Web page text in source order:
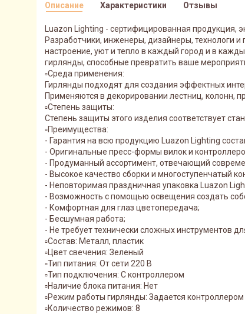
Описание
Luazon Lighting - сертифицированная продукция,
Разработчики, инженеры, дизайнеры, технологи
настроение, уют и тепло в каждый город и в
гирлянды, способные превратить ваше
▫️Среда применения:
Гирлянды подходят для создания эффектных
Применяются в декорировании лестниц, колонн,
▫️Степень защиты:
Степень защиты этого изделия соответствует
▫️Преимущества:
- Гарантия на всю продукцию Luazon Lighting
- Оригинальные пресс-формы вилок и
- Продуманный ассортимент, отвечающий
- Высокое качество сборки и многоступенчатый
- Неповторимая праздничная упаковка Luazon
- Возможность с помощью освещения создать
- Комфортная для глаз цветопередача;
- Бесшумная работа;
- Не требует технически сложных инструментов
▫️Состав: Металл, пластик
▫️Цвет свечения: Зеленый
▫️Тип питания: От сети 220 В
▫️Тип подключения: С контроллером
▫️Наличие блока питания: Нет
▫️Режим работы гирлянды: Задается контроллером
▫️Количество режимов: 8
Характеристики Отзывы